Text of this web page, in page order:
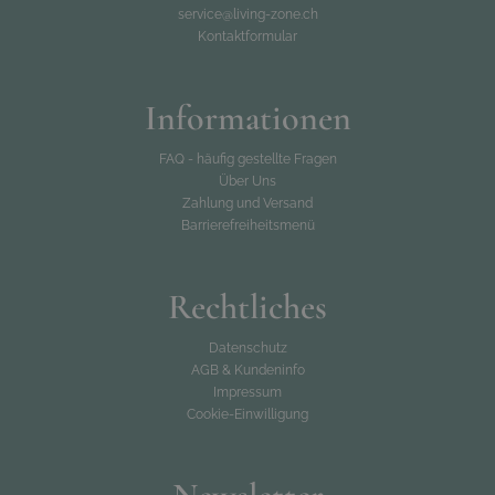
1 x Bezug Set Doona 4 - bordeaux
service@living-zone.ch
Kontaktformular
Informationen
FAQ - häufig gestellte Fragen
Über Uns
Zahlung und Versand
Barrierefreiheitsmenü
Rechtliches
Datenschutz
AGB & Kundeninfo
Impressum
Cookie-Einwilligung